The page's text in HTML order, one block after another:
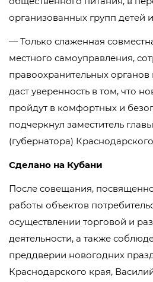
организованных групп детей и
— Только слаженная
местного самоуправления,
правоохранительных
даст уверенность в том, что
пройдут в комфортных и
подчеркнул заместитель
(губернатора)
Сделано на Кубани
После совещания,
работы объектов
осуществлении торговой и
деятельности, а также
преддверии новогодних
Краснодарского края,